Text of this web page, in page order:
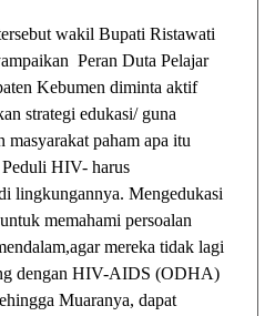
wakil Bupati Ristawati
Peran Duta Pelajar
Kebumen diminta aktif
strategi edukasi/ guna
masyarakat paham apa itu
HIV- harus
lingkungannya. Mengedukasi
memahami persoalan
mereka tidak lagi
dengan HIV-AIDS (ODHA)
Muaranya, dapat